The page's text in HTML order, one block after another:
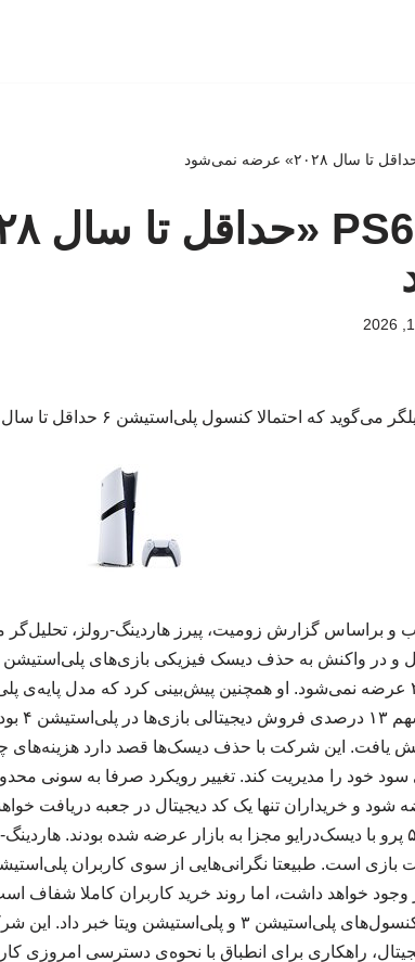
که احتمالا کنسول پلی‌استیشن ۶ حداقل تا سال ۲۰۲۸ روانه‌ی بازار نخواهد شد.
براساس گزارش زومیت، پیرز هاردینگ-رولز، تحلیل‌گر
یافت. این شرکت با حذف دیسک‌ها قصد دارد
و خریداران تنها یک کد دیجیتال در جعبه دریافت
۵ و پلی‌ استیشن ۵ پرو با دیسک‌درایو مجزا به بازار عرضه شده
است. طبیعتا نگرانی‌هایی از سوی کاربران
خواهد داشت، اما روند خرید کاربران کاملا شفاف
فروشگاه‌ آنلاین کنسول‌های پلی‌استیشن ۳ و
راهکاری برای انطباق با نحوه‌ی دسترسی امروزی